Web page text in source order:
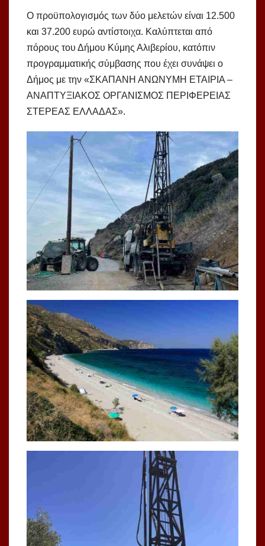
Ο προϋπολογισμός των δύο μελετών είναι 12.500
και 37.200 ευρώ αντίστοιχα. Καλύπτεται από
πόρους του Δήμου Κύμης Αλιβερίου, κατόπιν
προγραμματικής σύμβασης που έχει συνάψει ο
Δήμος με την «ΣΚΑΠΑΝΗ ΑΝΩΝΥΜΗ ΕΤΑΙΡΙΑ –
ΑΝΑΠΤΥΞΙΑΚΟΣ ΟΡΓΑΝΙΣΜΟΣ ΠΕΡΙΦΕΡΕΙΑΣ
ΣΤΕΡΕΑΣ ΕΛΛΑΔΑΣ».